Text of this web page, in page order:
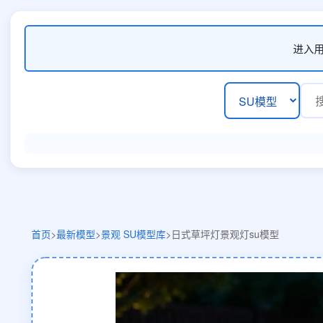
进入
首页>最新模型>景观 SU模型库>日式草坪灯景观灯su模型